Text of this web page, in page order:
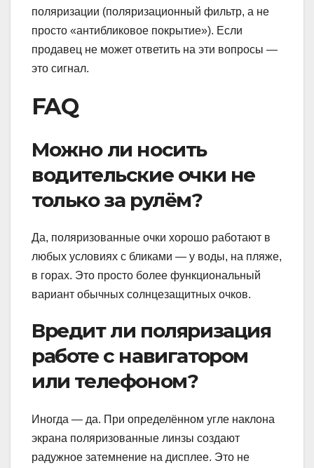
поляризации (поляризационный фильтр, а не
просто «антибликовое покрытие»). Если
продавец не может ответить на эти вопросы —
это сигнал.
FAQ
Можно ли носить
водительские очки не
только за рулём?
Да, поляризованные очки хорошо работают в
любых условиях с бликами — у воды, на пляже,
в горах. Это просто более функциональный
вариант обычных солнцезащитных очков.
Вредит ли поляризация
работе с навигатором
или телефоном?
Иногда — да. При определённом угле наклона
экрана поляризованные линзы создают
радужное затемнение на дисплее. Это не